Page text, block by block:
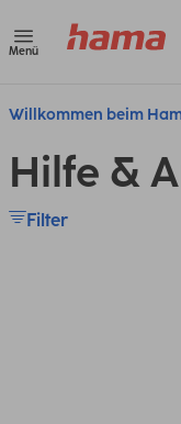
Menü
Willkommen beim
Hilfe &
Filter